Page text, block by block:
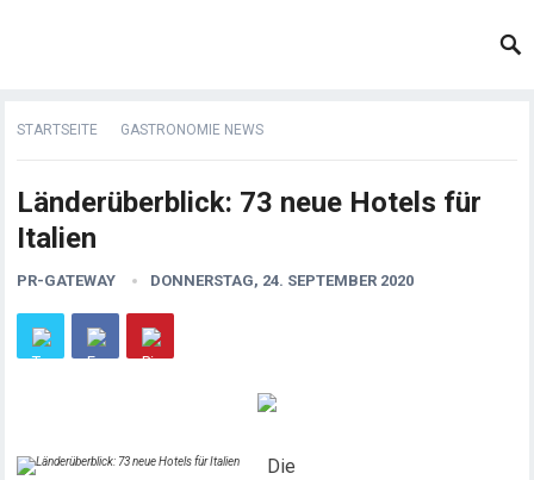
STARTSEITE GASTRONOMIE NEWS
Länderüberblick: 73 neue Hotels für
Italien
PR-GATEWAY DONNERSTAG, 24. SEPTEMBER 2020
Die